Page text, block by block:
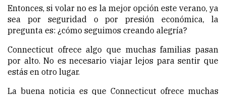
Entonces, si volar no es la mejor opción este verano, ya
sea por seguridad o por presión económica, la
pregunta es: ¿cómo seguimos creando alegría?
Connecticut ofrece algo que muchas familias pasan
por alto. No es necesario viajar lejos para sentir que
estás en otro lugar.
La buena noticia es que Connecticut ofrece muchas